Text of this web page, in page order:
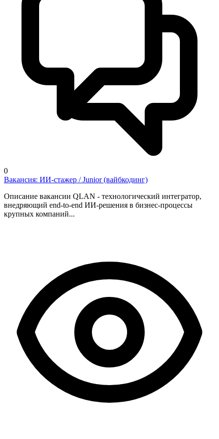
0
Вакансия: ИИ-стажер / Junior (вайбкодинг)
Описание вакансии QLAN - технологический интегратор,
внедряющий end-to-end ИИ-решения в бизнес-процессы
крупных компаний...